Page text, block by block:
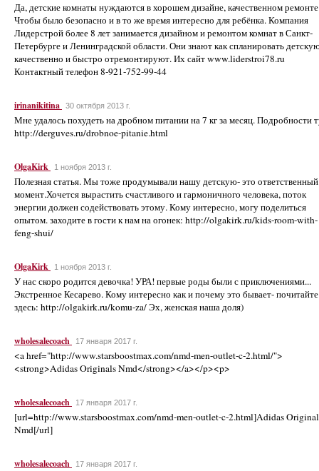
Да, детские комнаты нуждаются в хорошем дизайне, качественном
Чтобы было безопасно и в то же время интересно для ребёнка. Компания
Лидерстрой более 8 лет занимается дизайном и ремонтом комнат в Санкт-
Петербурге и Ленинградской области. Они знают как спланировать
качественно и быстро отремонтируют. Их сайт www.liderstroi78.ru
Контактный телефон 8-921-752-99-44
irinanikitina 30 октября 2013 г.
Мне удалось похудеть на дробном питании на 7 кг за месяц. Подробности
http://derguves.ru/drobnoe-pitanie.html
OlgaKirk 1 ноября 2013 г.
Полезная статья. Мы тоже продумывали нашу детскую- это ответственный
момент.Хочется вырастить счастливого и гармоничного человека, поток
энергии должен содействовать этому. Кому интересно, могу поделиться
опытом. заходите в гости к нам на огонек: http://olgakirk.ru/kids-room-with-
feng-shui/
OlgaKirk 1 ноября 2013 г.
У нас скоро родится девочка! УРА! первые роды были с приключениями...
Экстренное Кесарево. Кому интересно как и почему это бывает- почитайте
здесь: http://olgakirk.ru/komu-za/ Эх, женская наша доля)
wholesalecoach 17 января 2017 г.
<a href="http://www.starsboostmax.com/nmd-men-outlet-c-2.html/">
<strong>Adidas Originals Nmd</strong></a></p><p>
wholesalecoach 17 января 2017 г.
[url=http://www.starsboostmax.com/nmd-men-outlet-c-2.html]Adidas
Nmd[/url]
wholesalecoach 17 января 2017 г.